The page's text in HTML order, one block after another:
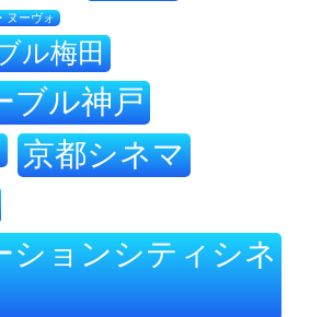
ヌーヴォ
ル梅田
ブル神戸
京都シネマ
ションシティシネ